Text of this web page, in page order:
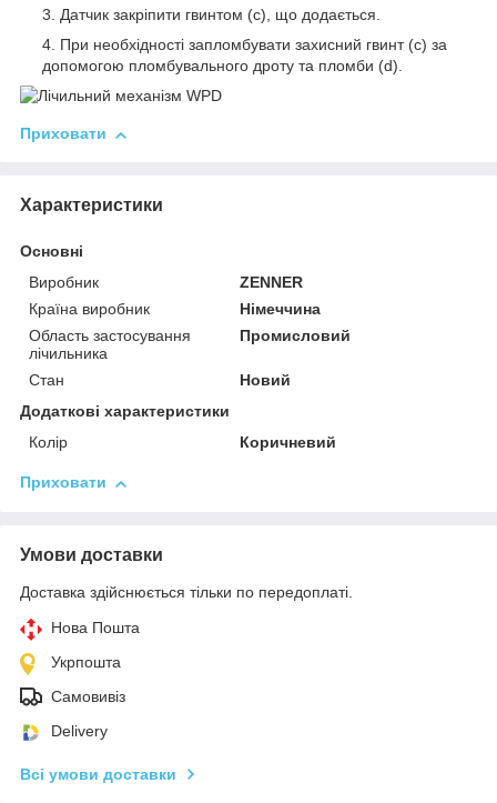
Датчик закріпити гвинтом (c), що додається.
При необхідності запломбувати захисний гвинт (c) за
допомогою пломбувального дроту та пломби (d).
Приховати
Характеристики
Основні
Виробник
ZENNER
Країна виробник
Німеччина
Область застосування
лічильника
Промисловий
Стан
Новий
Додаткові характеристики
Колір
Коричневий
Приховати
Умови доставки
Доставка здійснюється тільки по передоплаті.
Нова Пошта
Укрпошта
Самовивіз
Delivery
Всі умови доставки